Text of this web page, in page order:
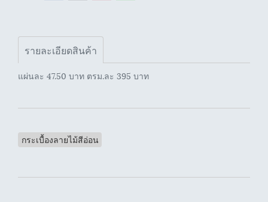
รายละเอียดสินค้า
แผ่นละ 47.50 บาท ตรม.ละ 395 บาท
กระเบื้องลายไม้สีอ่อน